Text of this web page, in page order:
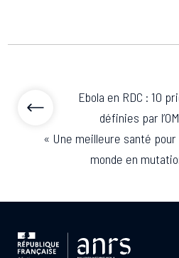
Ebola en RDC : 10
définies par
« Une meilleure santé pour
monde en